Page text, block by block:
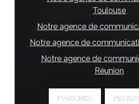
Toulouse
Notre agence de
Notre agence de
Notre agence de
Réunion
L'AGENCE
L'AGENCE